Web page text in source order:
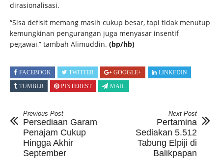
dirasionalisasi.
“Sisa defisit memang masih cukup besar, tapi tidak menutup
kemungkinan pengurangan juga menyasar insentif
pegawai,” tambah Alimuddin. (bp/hb)
FACEBOOK TWITTER GOOGLE+
LINKEDIN
TUMBLR
PINTEREST MAIL
Previous Post
Persediaan Garam
Penajam Cukup
Hingga Akhir
September
Next Post
Pertamina
Sediakan 5.512
Tabung Elpiji di
Balikpapan